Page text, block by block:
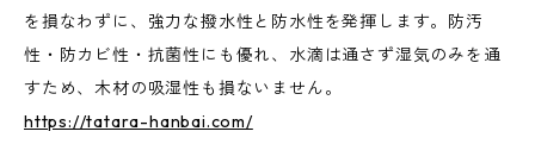
を損なわずに、強力な撥水性と防水性を発揮します。防汚
性・防カビ性・抗菌性にも優れ、水滴は通さず湿気のみを通
すため、木材の吸湿性も損ないません。
https://tatara-hanbai.com/